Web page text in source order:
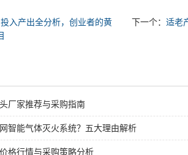
入产出全分析，创业者的黄
下一个：适老
厂家推荐与采购指南
智能气体灭火系统？五大理由解析
格行情与采购策略分析